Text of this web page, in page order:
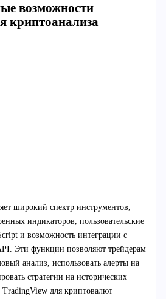
возможности
криптоанализа
широкий спектр инструментов,
индикаторов, пользовательские
и возможность интеграции с
Эти функции позволяют трейдерам
анализ, использовать алерты на
стратегии на исторических
для криптовалют